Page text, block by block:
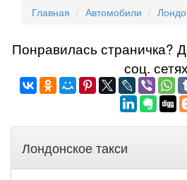
Главная Автомобили
Понравилась страничка?
соц.
Лондонское такси